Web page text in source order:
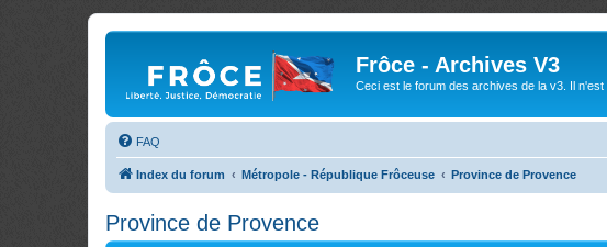
Frôce - Archives V3
Ceci est le forum des archives de la v3. Il
FAQ
Index du forum Métropole - République Frôceuse Province de Provence
Province de Provence